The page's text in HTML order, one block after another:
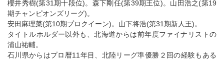
櫻井秀樹(第31期十段位)。森下剛任(第39期王位)。山田浩之(第19
期チャンピオンズリーグ)。
安田麻理菜(第10期プロクイーン)。山下将浩(第31期新人王)。
タイトルホルダー以外も、北海道からは前年度ファイナリストの
浦山祐輔。
石川県からはプロ暦11年目、北陸リーグ準優勝２回の経験もある